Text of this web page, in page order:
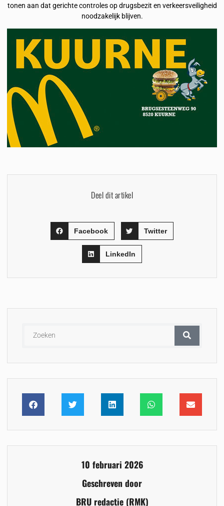
tonen aan dat gerichte controles op drugsbezit en verkeersveiligheid
noodzakelijk blijven.
Deel dit artikel
Facebook Twitter
LinkedIn
10 februari 2026
Geschreven door
BRU redactie (RMK)